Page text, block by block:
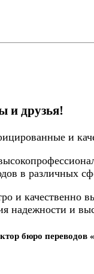
и друзья!
и
в различных
и качественно
надежности и
бюро переводов